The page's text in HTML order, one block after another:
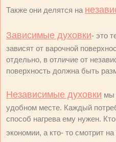
Также они делятся на
Зависимые духовки- это
зависят от варочной
отдельно, в отличие от
поверхность должна быть
Независимые духовки мы
удобном месте. Каждый
способ нагрева ему нужен.
экономии, а кто- то смотрит